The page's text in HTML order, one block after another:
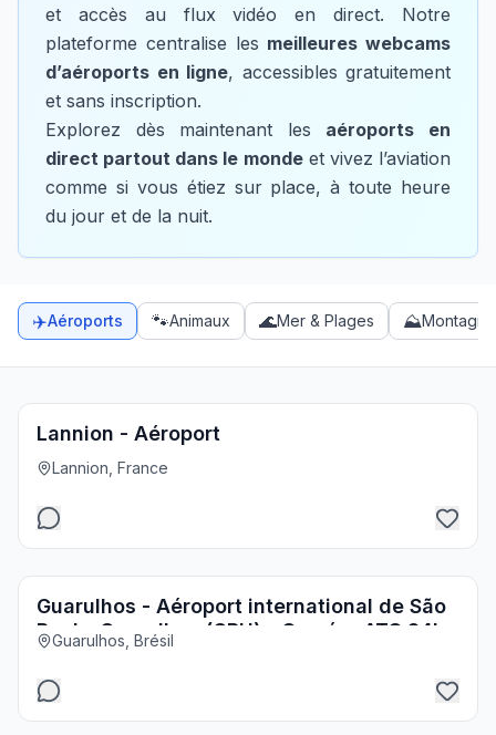
et accès au flux vidéo en direct. Notre
plateforme centralise les meilleures webcams
d’aéroports en ligne, accessibles gratuitement
et sans inscription.
Explorez dès maintenant les aéroports en
direct partout dans le mondeet vivez l’aviation
comme si vous étiez sur place, à toute heure
du jour et de la nuit.
3 webcams disponibles
Liste des webcams de la catégorieAéroports
Guarulhos - Aéroport international de São Paulo-
Plongez dans l’univers fascinant de l’aéroport
Calvi - aéroport
Découvrez la beauté captivante de Calvi, une perle de la
✈️Aéroports 🐾Animaux 🌊Mer & Plages ⛰️
Lannion - Aéroport
Lannion, France
Aéroports
Guarulhos - Aéroport international de São
Paulo-Guarulhos (GRU) - Caméra ATC 24h
Guarulhos, Brésil
Aéroports